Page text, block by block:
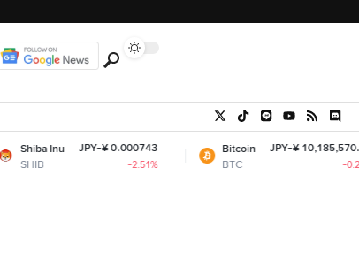
JPY-¥ 0.000743
Bitcoin
BTC
JPY-¥ 10,185,570.95